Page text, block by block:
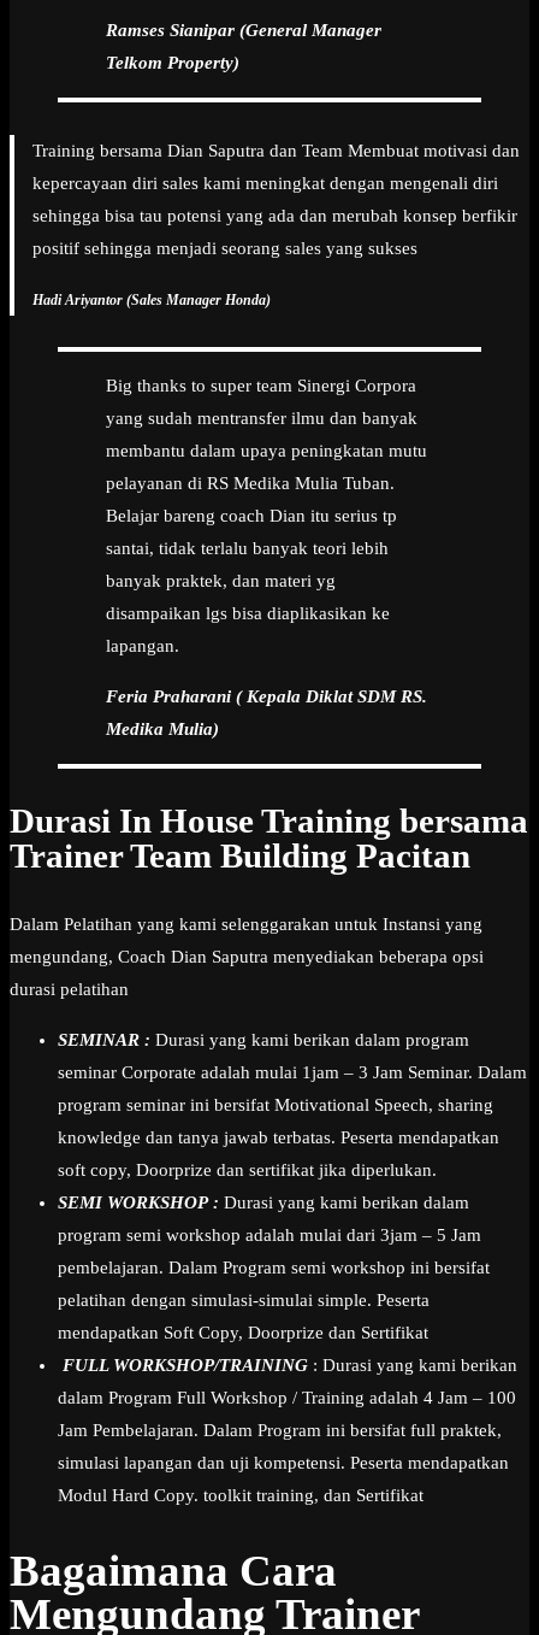
Ramses Sianipar (General Manager
Telkom Property)
Training bersama Dian Saputra dan Team Membuat motivasi dan
kepercayaan diri sales kami meningkat dengan mengenali diri
sehingga bisa tau potensi yang ada dan merubah konsep berfikir
positif sehingga menjadi seorang sales yang sukses
Hadi Ariyantor (Sales Manager Honda)
Big thanks to super team Sinergi Corpora
yang sudah mentransfer ilmu dan banyak
membantu dalam upaya peningkatan mutu
pelayanan di RS Medika Mulia Tuban.
Belajar bareng coach Dian itu serius tp
santai, tidak terlalu banyak teori lebih
banyak praktek, dan materi yg
disampaikan lgs bisa diaplikasikan ke
lapangan.
Feria Praharani ( Kepala Diklat SDM RS.
Medika Mulia)
Durasi In House Training bersama
Trainer Team Building Pacitan
Dalam Pelatihan yang kami selenggarakan untuk Instansi yang
mengundang, Coach Dian Saputra menyediakan beberapa opsi
durasi pelatihan
SEMINAR : Durasi yang kami berikan dalam program
seminar Corporate adalah mulai 1jam – 3 Jam Seminar. Dalam
program seminar ini bersifat Motivational Speech, sharing
knowledge dan tanya jawab terbatas. Peserta mendapatkan
soft copy, Doorprize dan sertifikat jika diperlukan.
SEMI WORKSHOP : Durasi yang kami berikan dalam
program semi workshop adalah mulai dari 3jam – 5 Jam
pembelajaran. Dalam Program semi workshop ini bersifat
pelatihan dengan simulasi-simulai simple. Peserta
mendapatkan Soft Copy, Doorprize dan Sertifikat
FULL WORKSHOP/TRAINING : Durasi yang kami berikan
dalam Program Full Workshop / Training adalah 4 Jam – 100
Jam Pembelajaran. Dalam Program ini bersifat full praktek,
simulasi lapangan dan uji kompetensi. Peserta mendapatkan
Modul Hard Copy. toolkit training, dan Sertifikat
Bagaimana Cara
Mengundang Trainer